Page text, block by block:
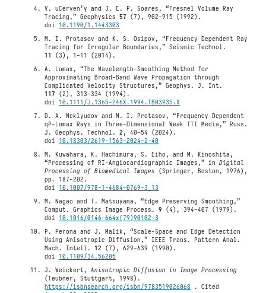
V. uCerven’y and J. E. P. Soares, “Fresnel Volume Ray
Tracing,” Geophysics57 (7), 902-915 (1992).
doi10.1190/1.1443303
M. I. Protasov and K. S. Osipov, “Frequency Dependent Ray
Tracing for Irregular Boundaries,” Seismic Technol.
11
(3), 1-11 (2014).
A. Lomax, “The Wavelength-Smoothing Method for
Approximating Broad-Band Wave Propagation through
Complicated Velocity Structures,” Geophys. J. Int.
117 (2), 313-334 (1994).
doi10.1111/J.1365-246X.1994.TB03935.X
D. A. Neklyudov and M. I. Protasov, “Frequency Dependent
qP-Lomax Rays in Three-Dimensional Weak TTI Media,” Russ.
J. Geophys. Technol.2 , 40-54 (2024).
doi10.18303/2619-1563-2024-2-40
M. Kuwahara, K. Hachimura, S. Eiho, and M. Kinoshita,
“Processing of RI-Angiocardiographic Images,” inDigital
Processing of Biomedical Images (Springer, Boston, 1976),
pp. 187-202.
doi10.1007/978-1-4684-0769-3_13
M. Nagao and T. Matsuyama, “Edge Preserving Smoothing,”
Comput. Graphics Image Process.9 (4), 394-407 (1979).
doi10.1016/0146-664x(79)90102-3
P. Perona and J. Malik, “Scale-Space and Edge Detection
Using Anisotropic Diffusion,” IEEE Trans. Pattern Anal.
Mach. Intell.12 (7), 629-639 (1990).
doi10.1109/34.56205
J. Weickert,Anisotropic Diffusion in Image Processing
(Teubner, Stuttgart, 1998).
https://isbnsearch.org/isbn/9783519026068
. Cited